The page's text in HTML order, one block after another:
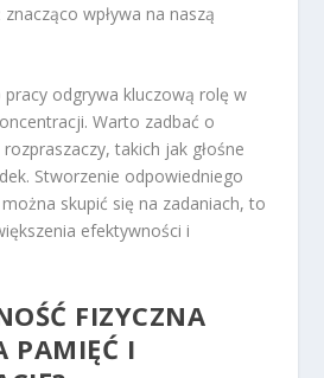
wpływa na naszą
odgrywa kluczową rolę w
Warto zadbać o
takich jak głośne
Stworzenie odpowiedniego
skupić się na zadaniach, to
efektywności i
FIZYCZNA
PAMIĘĆ I